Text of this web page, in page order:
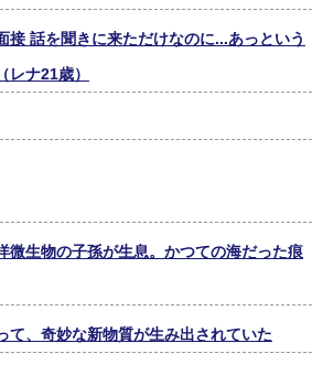
接 話を聞きに来ただけなのに...あっという
レナ21歳）
微生物の子孫が生息。かつての海だった痕
て、奇妙な新物質が生み出されていた